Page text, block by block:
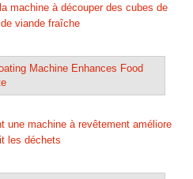
machine à découper des cubes de
viande fraîche
une machine à revêtement améliore
les déchets